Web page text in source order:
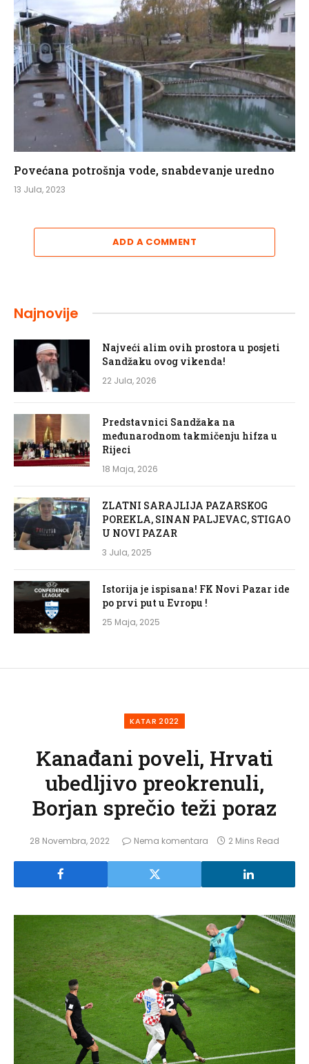
Povećana potrošnja vode, snabdevanje uredno
13 Jula, 2023
ADD A COMMENT
Najnovije
Najveći alim ovih prostora u posjeti
Sandžaku ovog vikenda!
22 Jula, 2026
Predstavnici Sandžaka na
međunarodnom takmičenju hifza u
Rijeci
18 Maja, 2026
ZLATNI SARAJLIJA PAZARSKOG
POREKLA, SINAN PALJEVAC, STIGAO
U NOVI PAZAR
3 Jula, 2025
Istorija je ispisana! FK Novi Pazar ide
po prvi put u Evropu !
25 Maja, 2025
KATAR 2022
Kanađani poveli, Hrvati
ubedljivo preokrenuli,
Borjan sprečio teži poraz
28 Novembra, 2022 Nema komentara 2 Mins Read